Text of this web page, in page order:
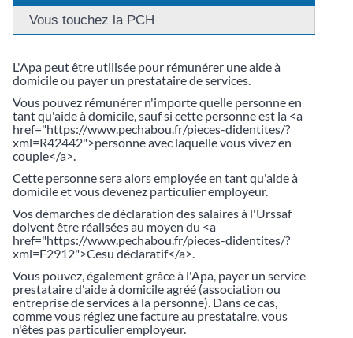
Vous touchez la PCH
L'Apa peut être utilisée pour rémunérer une aide à
domicile ou payer un prestataire de services.
Vous pouvez rémunérer n'importe quelle personne en
tant qu'aide à domicile, sauf si cette personne est la <a
href="https://www.pechabou.fr/pieces-didentites/?
xml=R42442">personne avec laquelle vous vivez en
couple</a>.
Cette personne sera alors employée en tant qu'aide à
domicile et vous devenez particulier employeur.
Vos démarches de déclaration des salaires à l'Urssaf
doivent être réalisées au moyen du <a
href="https://www.pechabou.fr/pieces-didentites/?
xml=F2912">Cesu déclaratif</a>.
Vous pouvez, également grâce à l'Apa, payer un service
prestataire d'aide à domicile agréé (association ou
entreprise de services à la personne). Dans ce cas,
comme vous réglez une facture au prestataire, vous
n'êtes pas particulier employeur.